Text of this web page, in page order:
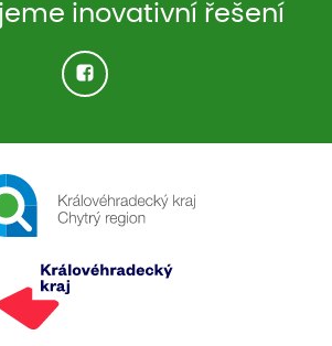
inovativní řešení